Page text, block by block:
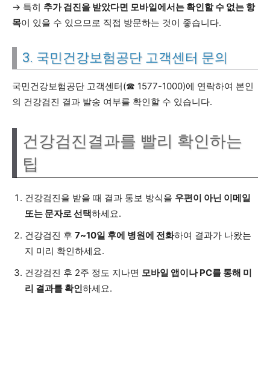
→ 특히 추가 검진을 받았다면 모바일에서는 확인할 수 없는 항
목이 있을 수 있으므로 직접 방문하는 것이 좋습니다.
3. 국민건강보험공단 고객센터 문의
국민건강보험공단 고객센터(☎ 1577-1000)에 연락하여 본인
의 건강검진 결과 발송 여부를 확인할 수 있습니다.
건강검진결과를 빨리 확인하는
팁
건강검진을 받을 때 결과 통보 방식을 우편이 아닌 이메일
또는 문자로 선택하세요.
건강검진 후 7~10일 후에 병원에 전화하여 결과가 나왔는
지 미리 확인하세요.
건강검진 후 2주 정도 지나면 모바일 앱이나 PC를 통해 미
리 결과를 확인하세요.